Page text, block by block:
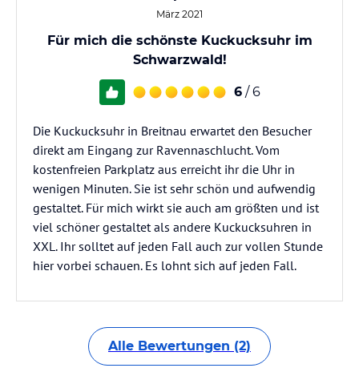
März 2021
Für mich die schönste Kuckucksuhr im
Schwarzwald!
6 / 6
Die Kuckucksuhr in Breitnau erwartet den Besucher
direkt am Eingang zur Ravennaschlucht. Vom
kostenfreien Parkplatz aus erreicht ihr die Uhr in
wenigen Minuten. Sie ist sehr schön und aufwendig
gestaltet. Für mich wirkt sie auch am größten und ist
viel schöner gestaltet als andere Kuckucksuhren in
XXL. Ihr solltet auf jeden Fall auch zur vollen Stunde
hier vorbei schauen. Es lohnt sich auf jeden Fall.
Alle Bewertungen (2)